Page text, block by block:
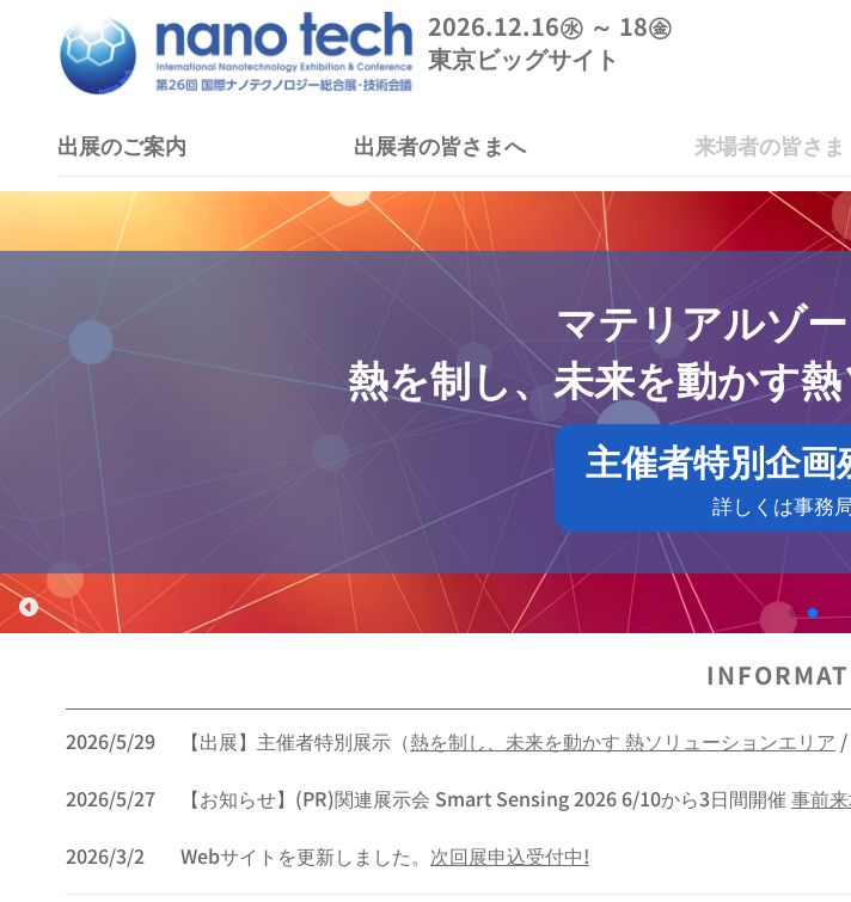
2026.12.16㊌ ～ 18㊎
東京ビッグサイト
出展のご案内 出展者の皆さまへ 来場者の皆さま
マテリアルゾ
熱を制し、未来を動かす
主催者特別企
詳しくは事務
2026/5/29 【出展】主催者特別展示（熱を制し、未来を動かす 熱ソリューションエリア /
2026/5/27
【お知らせ】(PR)関連展示会 Smart Sensing 2026 6/10から3日間開催 事前
2026/3/2
Webサイトを更新しました。 次回展申込受付中!